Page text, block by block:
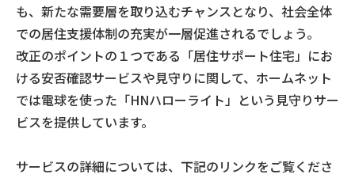
も、新たな需要層を取り込むチャンスとなり、社会全体
での居住支援体制の充実が一層促進されるでしょう。
改正のポイントの１つである「居住サポート住宅」にお
ける安否確認サービスや見守りに関して、ホームネット
では電球を使った「HNハローライト」という見守りサー
ビスを提供しています。
サービスの詳細については、下記のリンクをご覧くださ